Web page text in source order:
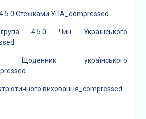
Стежками УПА_compressed
4.5.0 Чин Українського
українського
виховання_compressed